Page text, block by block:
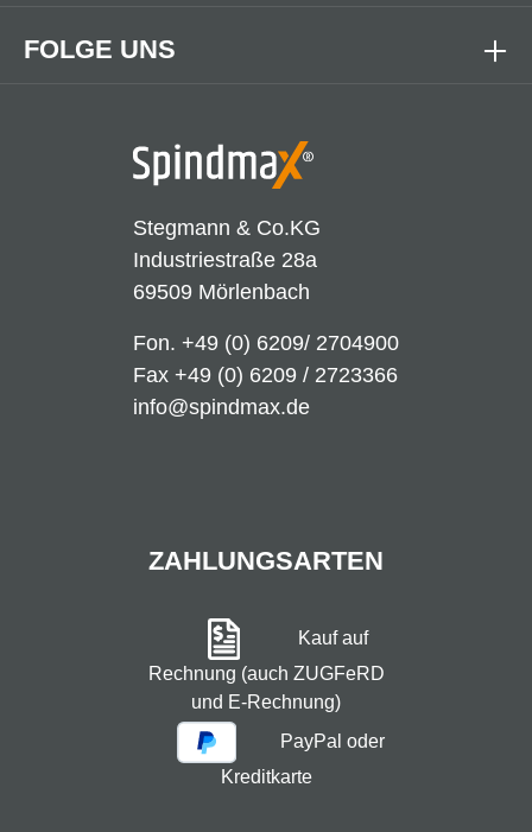
Stegmann & Co.KG
Industriestraße 28a
69509 Mörlenbach
Fon. +49 (0) 6209/ 2704900
Fax +49 (0) 6209 / 2723366
info@spindmax.de
FOLGE UNS
ZAHLUNGSARTEN
Kauf auf
Rechnung (auch ZUGFeRD
und E-Rechnung)
PayPal oder
Kreditkarte